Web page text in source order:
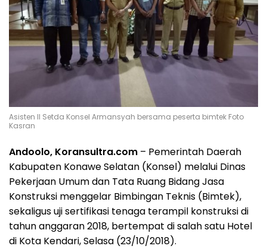
Asisten II Setda Konsel Armansyah bersama peserta bimtek Foto
Kasran
Andoolo, Koransultra.com – Pemerintah Daerah
Kabupaten Konawe Selatan (Konsel) melalui Dinas
Pekerjaan Umum dan Tata Ruang Bidang Jasa
Konstruksi menggelar Bimbingan Teknis (Bimtek),
sekaligus uji sertifikasi tenaga terampil konstruksi di
tahun anggaran 2018, bertempat di salah satu Hotel
di Kota Kendari, Selasa (23/10/2018).